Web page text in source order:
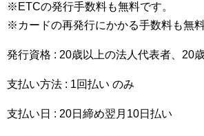
※ETCの発行手数料も無料です。
※カードの再発行にかかる手数料も無料
発行資格 : 20歳以上の法人代表者、20
支払い方法 : 1回払い のみ
支払い日 : 20日締め翌月10日払い